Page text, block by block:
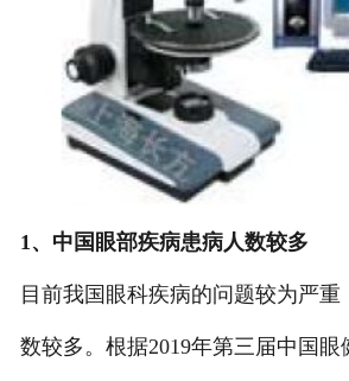
1、中国眼部疾病患病人数较多
目前我国眼科疾病的问题较为严重
数较多。根据2019年第三届中国眼